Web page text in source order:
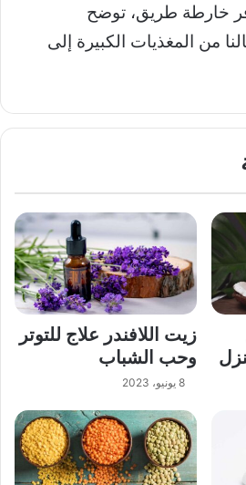
خارطة طريق، توضح
من المغذيات الكبيرة إلى
زيت اللافندر علاج للتوتر
وحب الشباب
8 يونيو، 2023